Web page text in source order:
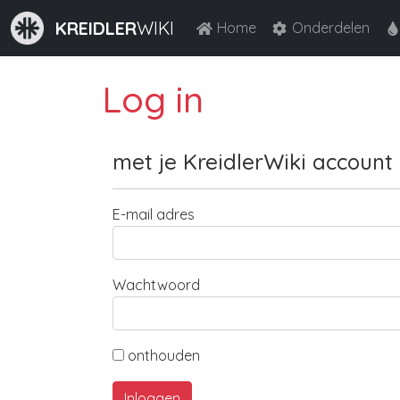
KREIDLERWIKI Home Onderdelen
Log in
met je KreidlerWiki account
E-mail adres
Wachtwoord
onthouden